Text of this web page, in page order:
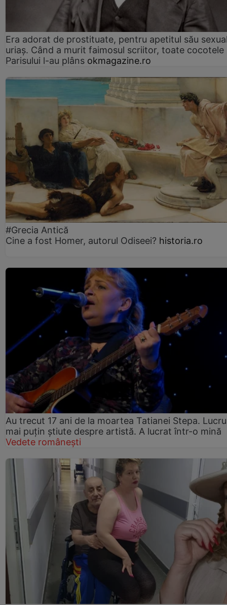
Era adorat de prostituate, pentru apetitul său
uriaș. Când a murit faimosul scriitor, toate cocotele
Parisului l-au plâns okmagazine.ro
#Grecia Antică
Cine a fost Homer, autorul Odiseei? historia.ro
Au trecut 17 ani de la moartea Tatianei Stepa.
mai puțin știute despre artistă. A lucrat într-o mină
Vedete românești